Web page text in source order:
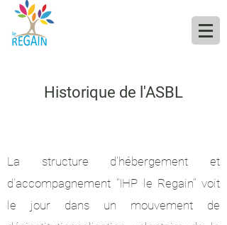
Historique de l'ASBL
La structure d'hébergement et
d'accompagnement "IHP le Regain" voit
le jour dans un mouvement de